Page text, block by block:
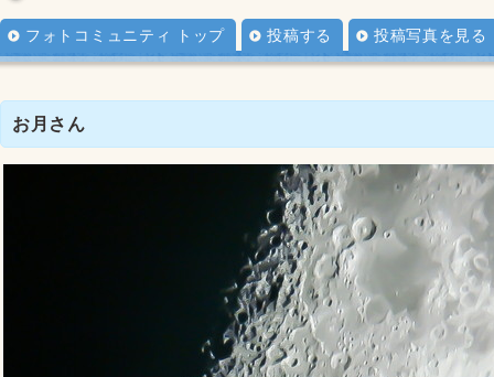
フォトコミュニティ トップ 投稿する 投稿写真を見る
お月さん